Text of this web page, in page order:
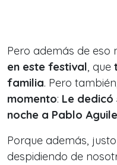
Pero además de eso
en este festival, que
familia. Pero
momento: Le dedicó
noche a Pablo
Porque además,
despidiendo de